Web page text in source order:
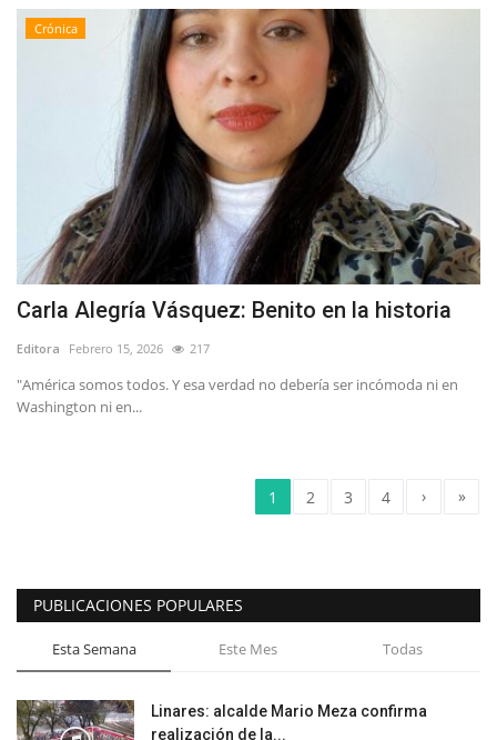
Crónica
Carla Alegría Vásquez: Benito en la historia
Editora Febrero 15, 2026 217
"América somos todos. Y esa verdad no debería ser incómoda ni en
Washington ni en...
1 2 3 4 › »
PUBLICACIONES POPULARES
Esta Semana Este Mes Todas
Linares: alcalde Mario Meza confirma
realización de la...